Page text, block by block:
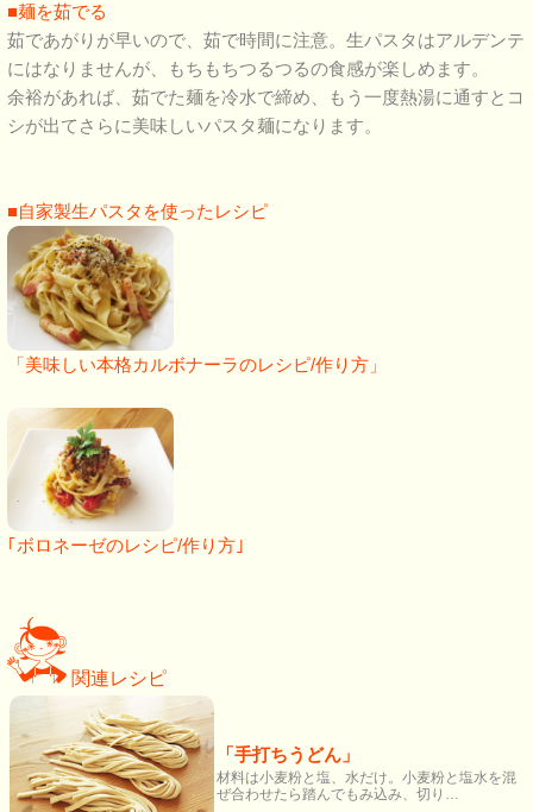
■麺を茹でる
茹であがりが早いので、茹で時間に注意。生パスタはアルデンテ
にはなりませんが、もちもちつるつるの食感が楽しめます。
余裕があれば、茹でた麺を冷水で締め、もう一度熱湯に通すとコ
シが出てさらに美味しいパスタ麺になります。
■自家製生パスタを使ったレシピ
「美味しい本格カルボナーラのレシピ/作り方」
｢ボロネーゼのレシピ/作り方｣
関連レシピ
「手打ちうどん」
材料は小麦粉と塩、水だけ。小麦粉と塩水を混
ぜ合わせたら踏んでもみ込み、切り…